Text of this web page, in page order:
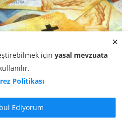
için yasal mevzuata
.
Politikası
Ediyorum